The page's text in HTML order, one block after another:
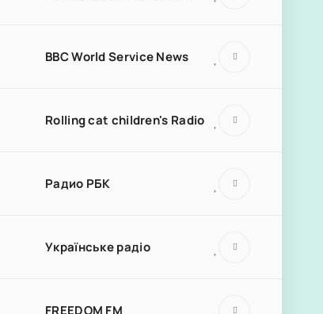
BBC World Service News
Rolling cat children's Radio
Радио РБК
Українське радіо
FREEDOM FM